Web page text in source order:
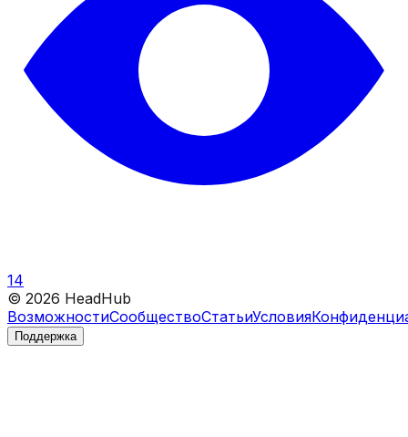
14
© 2026 HeadHub
ВозможностиСообществоСтатьиУсловия
Поддержка